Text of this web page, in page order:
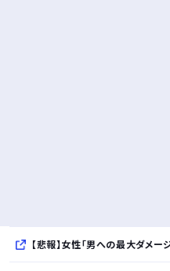
【悲報】女性「男への最大ダメ